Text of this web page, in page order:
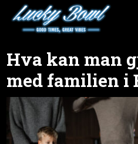
Hva kan man
med familien i